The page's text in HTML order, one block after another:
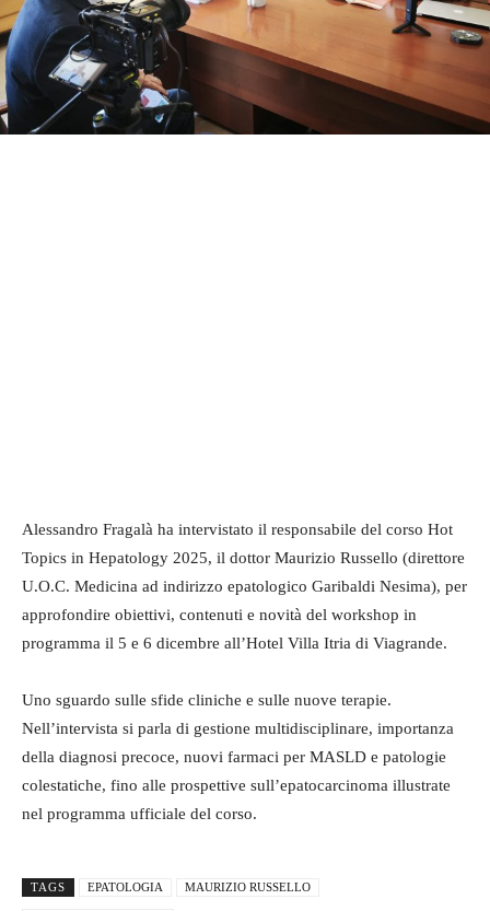
Alessandro Fragalà ha intervistato il responsabile del corso Hot
Topics in Hepatology 2025, il dottor Maurizio Russello (direttore
U.O.C. Medicina ad indirizzo epatologico Garibaldi Nesima), per
approfondire obiettivi, contenuti e novità del workshop in
programma il 5 e 6 dicembre all’Hotel Villa Itria di Viagrande.
Uno sguardo sulle sfide cliniche e sulle nuove terapie.
Nell’intervista si parla di gestione multidisciplinare, importanza
della diagnosi precoce, nuovi farmaci per MASLD e patologie
colestatiche, fino alle prospettive sull’epatocarcinoma illustrate
nel programma ufficiale del corso.
TAGS EPATOLOGIA MAURIZIO RUSSELLO